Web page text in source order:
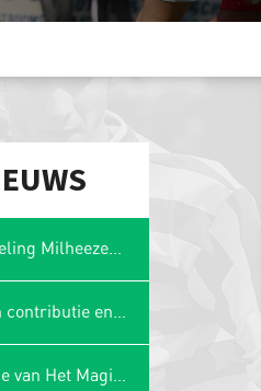
Competitie-indeling Milheezer Boys 1 bekend: plaatsing in Limburgse hoek
Tweede termijn contributie en wasgelden 2025-2026
Geslaagde editie van Het Magische Spons Gezelligheidstoernooi